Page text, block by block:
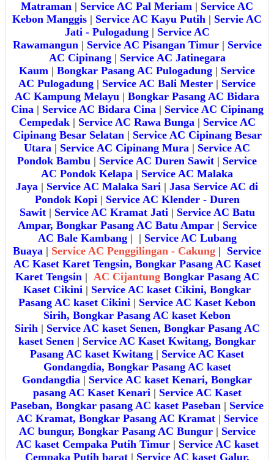
Matraman | Service AC Pal Meriam | Service AC
Kebon Manggis | Service AC Kayu Putih | Servie AC
Jati - Pulogadung| Service AC
Rawamangun | Service AC Pisangan Timur| Service
AC Cipinang| Service AC Jatinegara
Kaum | Bongkar Pasang AC Pulogadung | Service
AC Pulogadung | Service AC Bali Mester | Service
AC Kampung Melayu | Bongkar Pasang AC Bidara
Cina | Service AC Bidara Cina | Service AC Cipinang
Cempedak | Service AC Rawa Bunga | Service AC
Cipinang Besar Selatan | Service AC Cipinang Besar
Utara | Service AC Cipinang Mura | Service AC
Pondok Bambu | Service AC Duren Sawit | Service
AC Pondok Kelapa | Service AC Malaka
Jaya | Service AC Malaka Sari | Jasa Service AC di
Pondok Kopi | Service AC Klender - Duren
Sawit| Service AC Kramat Jati | Service AC Batu
Ampar, Bongkar Pasang AC Batu Ampar| Service
AC Bale Kambang| | Service AC Lubang
Buaya | Service AC Penggilingan - Cakung | Service
AC Kaset Karet Tengsin, Bongkar Pasang AC Kaset
Karet Tengsin | AC Cijantung Bongkar Pasang AC
Kaset Cikini | Service AC kaset Cikini, Bongkar
Pasang AC kaset Cikini | Service AC Kaset Kebon
Sirih, Bongkar Pasang AC kaset Kebon
Sirih | Service AC kaset Senen, Bongkar Pasang AC
kaset Senen | Service AC Kaset Kwitang, Bongkar
Pasang AC kaset Kwitang | Service AC Kaset
Gondangdia, Bongkar Pasang AC kaset
Gondangdia | Service AC kaset Kenari, Bongkar
pasang AC Kaset Kenari | Service AC Kaset
Paseban, Bongkar pasang AC kaset Paseban | Service
AC Kramat, Bongkar Pasang AC Kramat| Service
AC bungur, Bongkar Pasang AC Bungur| Service
AC kaset Cempaka Putih Timur| Service AC kaset
Cempaka Putih barat| Service AC kaset Galur,